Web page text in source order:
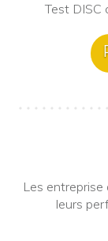
Test DISC
Les
leurs